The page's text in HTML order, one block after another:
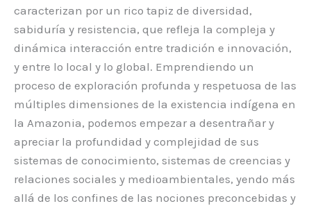
caracterizan por un rico tapiz de diversidad,
sabiduría y resistencia, que refleja la compleja y
dinámica interacción entre tradición e innovación,
y entre lo local y lo global. Emprendiendo un
proceso de exploración profunda y respetuosa de las
múltiples dimensiones de la existencia indígena en
la Amazonia, podemos empezar a desentrañar y
apreciar la profundidad y complejidad de sus
sistemas de conocimiento, sistemas de creencias y
relaciones sociales y medioambientales, yendo más
allá de los confines de las nociones preconcebidas y